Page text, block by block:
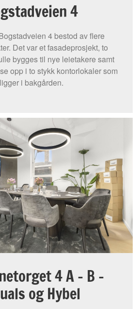
4
4 bestod av flere
Det var et fasadeprosjekt, to
bygges til nye leietakere samt
opp i to stykk kontorlokaler som
ligger i bakgården.
4 A – B –
og Hybel